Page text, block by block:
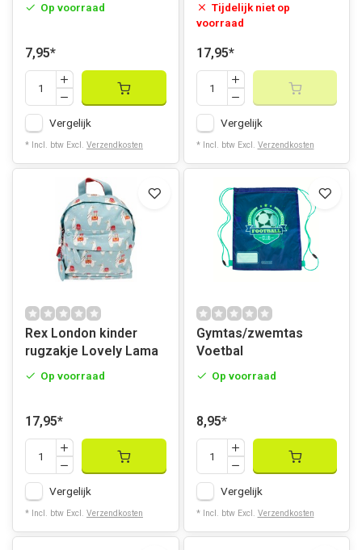
Op voorraad
7,95*
Vergelijk
* Incl. btw Excl. Verzendkosten
Tijdelijk niet op
voorraad
17,95*
Vergelijk
* Incl. btw Excl. Verzendkosten
Rex London kinder
rugzakje Lovely Lama
Op voorraad
17,95*
Vergelijk
* Incl. btw Excl. Verzendkosten
Gymtas/zwemtas
Voetbal
Op voorraad
8,95*
Vergelijk
* Incl. btw Excl. Verzendkosten